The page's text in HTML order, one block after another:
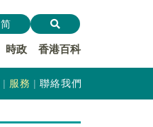
時政 香港百科
简
服務 聯絡我們